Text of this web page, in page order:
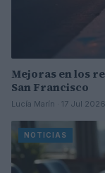
Mejoras en los
San Francisco
Lucía Marín · 17 Jul 2026
NOTICIAS